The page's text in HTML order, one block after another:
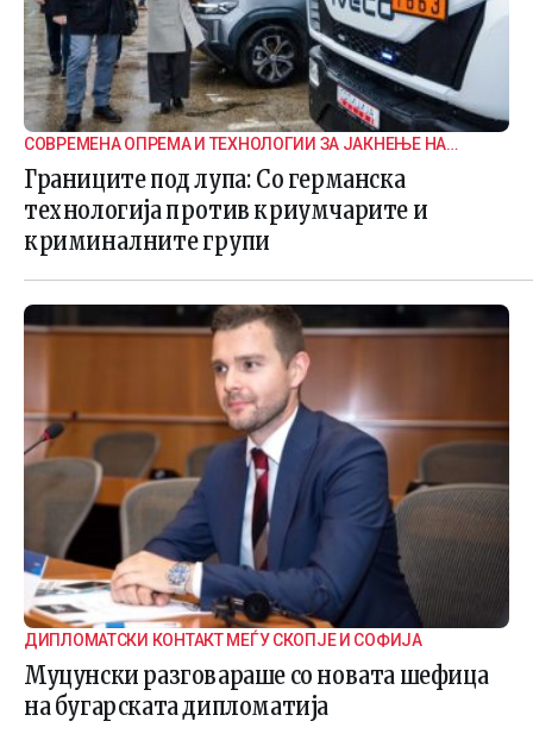
СОВРЕМЕНА ОПРЕМА И ТЕХНОЛОГИИ ЗА ЈАКНЕЊЕ НА
ГРАНИЧНАТА БЕЗБЕДНОСТ
Границите под лупа: Со германска
технологија против криумчарите и
криминалните групи
ДИПЛОМАТСКИ КОНТАКТ МЕЃУ СКОПЈЕ И СОФИЈА
Муцунски разговараше со новата шефица
на бугарската дипломатија